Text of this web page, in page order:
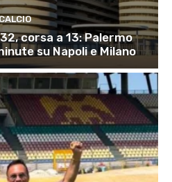
corsa a 13: Palermo
su Napoli e Milano